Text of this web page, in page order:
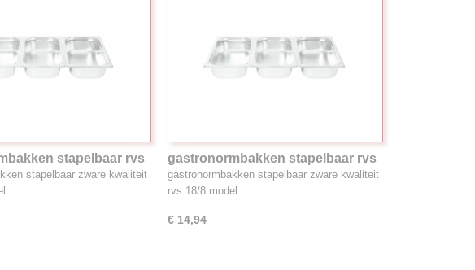
stapelbaar rvs
3GNstapelbaar zware kwaliteit
gastronormbakken stapelbaar rvs
18/8, 3.8L 1/3GN
gastronormbakken stapelbaar zware kwaliteit
rvs 18/8 model…
€ 14,94